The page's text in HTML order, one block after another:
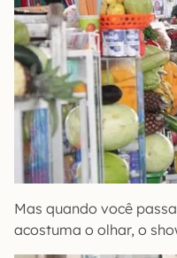
Mas quando você
acostuma o olhar, o